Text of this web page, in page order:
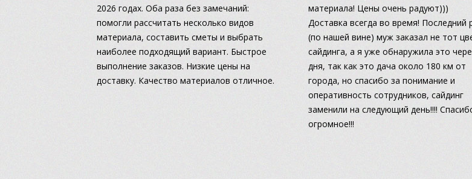
2026 годах. Оба раза без замечаний:
помогли рассчитать несколько видов
материала, составить сметы и выбрать
наиболее подходящий вариант. Быстрое
выполнение заказов. Низкие цены на
доставку. Качество материалов отличное.
материала! Цены очень радуют)))
Доставка всегда во время! Последний
(по нашей вине) муж заказал не тот
сайдинга, а я уже обнаружила это
дня, так как это дача около 180 км от
города, но спасибо за понимание и
оперативность сотрудников, сайдинг
заменили на следующий день!!!!
огромное!!!